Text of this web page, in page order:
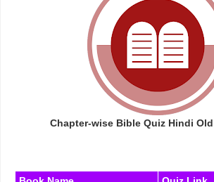
Chapter-wise Bible Quiz Hindi